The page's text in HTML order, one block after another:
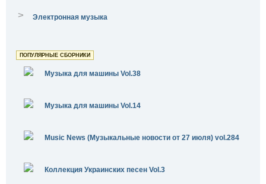
> Электронная музыка
ПОПУЛЯРНЫЕ СБОРНИКИ
Музыка для машины Vol.38
Музыка для машины Vol.14
Music News (Музыкальные новости от 27 июля) vol.284
Коллекция Украинских песен Vol.3